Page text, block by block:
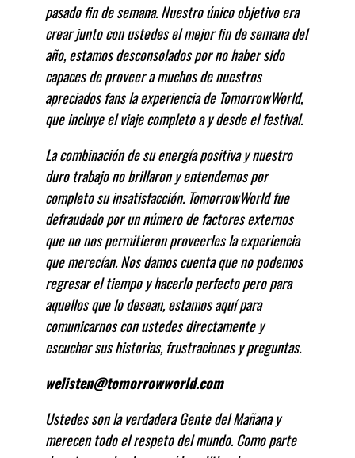
pasado fin de semana.Nuestro único objetivo era
crear junto con ustedes el mejor fin de semana del
año, estamos desconsolados por no haber sido
capaces de proveer a muchos de nuestros
apreciados fans la experiencia de TomorrowWorld,
que incluye el viaje completo a y desde el festival.
La combinación de su energía positiva y nuestro
duro trabajo no brillaron y entendemos por
completo su insatisfacción. TomorrowWorld fue
defraudado por un número de factores externos
que no nos permitieron proveerles la experiencia
que merecían. Nos damos cuenta que no podemos
regresar el tiempo y hacerlo perfecto pero para
aquellos que lo desean, estamos aquí para
comunicarnos con ustedes directamente y
escuchar sus historias, frustraciones y preguntas.
welisten@tomorrowworld.com
Ustedes son la verdadera Gente del Mañana y
merecen todo el respeto del mundo. Como parte